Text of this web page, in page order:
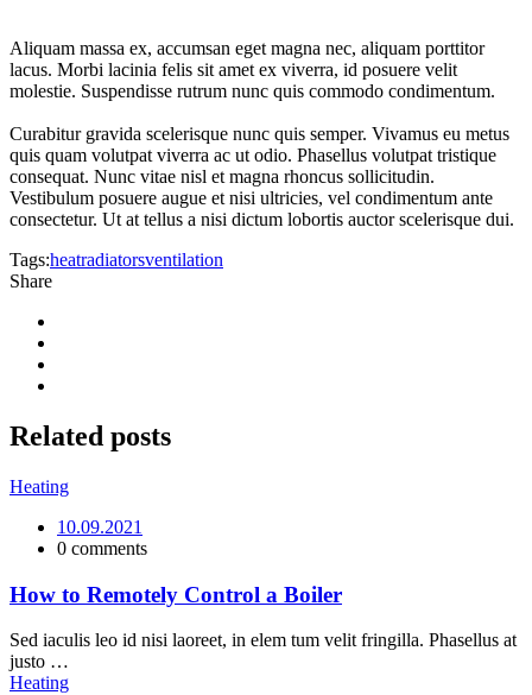
Aliquam massa ex, accumsan eget magna nec, aliquam porttitor
lacus. Morbi lacinia felis sit amet ex viverra, id posuere velit
molestie. Suspendisse rutrum nunc quis commodo condimentum.
Curabitur gravida scelerisque nunc quis semper. Vivamus eu metus
quis quam volutpat viverra ac ut odio. Phasellus volutpat tristique
consequat. Nunc vitae nisl et magna rhoncus sollicitudin.
Vestibulum posuere augue et nisi ultricies, vel condimentum ante
consectetur. Ut at tellus a nisi dictum lobortis auctor scelerisque dui.
Tags:heatradiatorsventilation
Share
Related posts
Heating
10.09.2021
0 comments
How to Remotely Control a Boiler
Sed iaculis leo id nisi laoreet, in elem tum velit fringilla. Phasellus at
justo …
Heating